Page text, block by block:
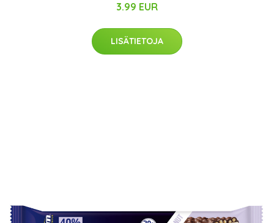
3.99 EUR
LISÄTIETOJA